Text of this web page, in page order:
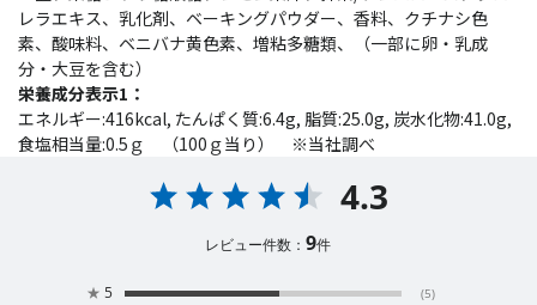
レラエキス、乳化剤、ベーキングパウダー、香料、クチナシ色
素、酸味料、ベニバナ黄色素、増粘多糖類、（一部に卵・乳成
分・大豆を含む）
栄養成分表示1：
エネルギー:416kcal, たんぱく質:6.4g, 脂質:25.0g, 炭水化物:41.0g,
食塩相当量:0.5ｇ （100ｇ当り） ※当社調べ
4.3
レビュー件数：9件
★ 5 (5)